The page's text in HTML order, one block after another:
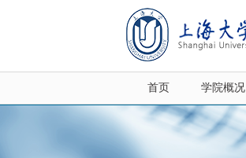
首页 学院概况